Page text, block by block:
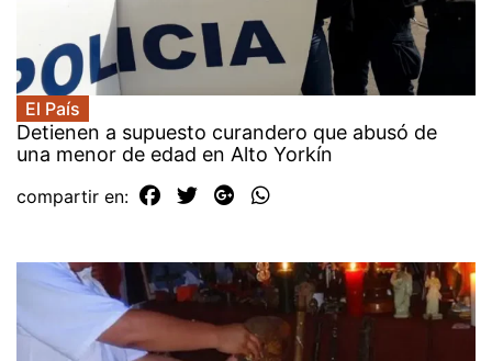
El País
Detienen a supuesto curandero que abusó de
una menor de edad en Alto Yorkín
compartir en: